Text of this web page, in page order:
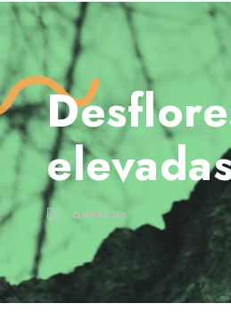
QUERCUS